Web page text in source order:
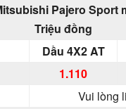
Pajero Sport
Triệu đồng
Dầu 4X2 AT
1.110
Vui lòng